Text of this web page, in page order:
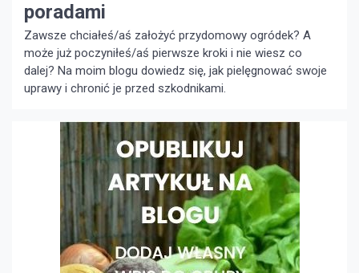
poradami
Zawsze chciałeś/aś założyć przydomowy ogródek? A
może już poczyniłeś/aś pierwsze kroki i nie wiesz co
dalej? Na moim blogu dowiedz się, jak pielęgnować swoje
uprawy i chronić je przed szkodnikami.